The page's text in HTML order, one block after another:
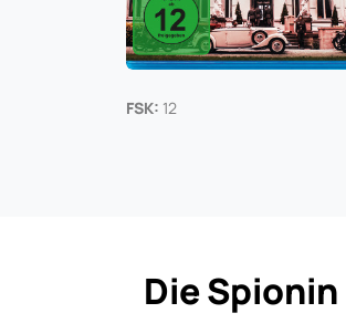
FSK: 12
Die Spionin